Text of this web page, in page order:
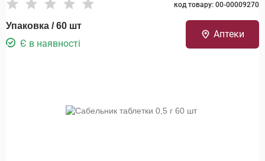
код товару: 00-00009270
Упаковка / 60 шт
Є в наявності
Аптеки